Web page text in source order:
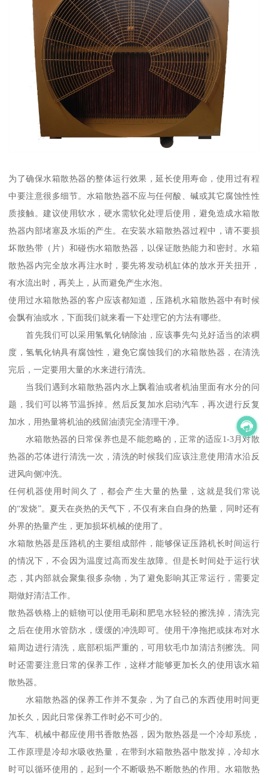
为了确保水箱散热器的整体运行效果，延长使用寿命，使用过有程
中要注意很多细节。水箱散热器不应与任何酸、碱或其它腐蚀性性
质接触。建议使用软水，硬水需软化处理后使用，避免造成水箱散
热器内部堵塞及水垢的产生。在安装水箱散热器过程中，请不要损
坏散热带（片）和碰伤水箱散热器，以保证散热能力和密封。水箱
散热器内完全放水再注水时，要先将发动机缸体的放水开关扭开，
有水流出时，再关上，从而避免产生水泡。
使用过水箱散热器的客户应该都知道，压路机水箱散热器中有时候
会飘有油或水，下面我们就来看一下处理它的方法有哪些。
首先我们可以采用氢氧化钠除油，应该事先勾兑好适当的浓稠
度，氢氧化钠具有腐蚀性，避免它腐蚀我们的水箱散热器，在清洗
完后，一定要用大量的水来进行清洗。
当我们遇到水箱散热器内水上飘着油或者机油里面有水分的问
题，我们可以将节温拆掉。然后反复加水启动汽车，再次进行反复
加水，用热量将机油的残留油渍完全清理干净。
水箱散热器的日常保养也是不能忽略的，正常的适应1-3月对散
热器的芯体进行清洗一次，清洗的时候我们应该注意使用清水沿反
进风向侧冲洗。
任何机器使用时间久了，都会产生大量的热量，这就是我们常说
的“发烧”。夏天在炎热的天气下，不仅有来自自身的热量，同时还有
外界的热量产生，更加损坏机械的使用了。
水箱散热器是压路机的主要组成部件，能够保证压路机长时间运行
的情况下，不会因为温度过高而发生故障。但是长时间处于运行状
态，其内部就会聚集很多杂物，为了避免影响其正常运行，需要定
期做好清洁工作。
散热器铁格上的赃物可以使用毛刷和肥皂水轻轻的擦洗掉，清洗完
之后在使用水管防水，缓缓的冲洗即可。使用干净拖把或抹布对水
箱周边进行清洗，底部积垢严重的，可用软毛巾加清洁剂擦洗。同
时还需要注意日常的保养工作，这样才能够更加长久的使用该水箱
散热器。
水箱散热器的保养工作并不复杂，为了自己的东西使用时间更
加长久，因此日常保养工作时必不可少的。
汽车、机械中都应使用书香散热器，因为散热器是一个冷却系统，
工作原理是冷却水吸收热量，在带到水箱散热器中散发掉，冷却水
时可以循环使用的，起到一个不断吸热不断散热的作用。水箱散热